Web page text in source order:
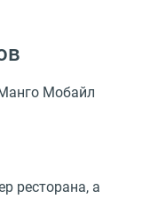
Мобайл
ресторана, а